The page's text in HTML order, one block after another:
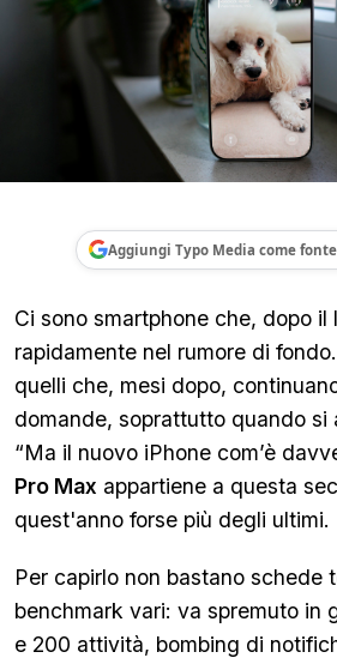
Aggiungi Typo Media come
Ci sono smartphone che, dopo il
rapidamente nel rumore di
quelli che, mesi dopo,
domande, soprattutto quando si
“Ma il nuovo iPhone com’è
Pro Max appartiene a questa
quest'anno forse più degli ultimi.
Per capirlo non bastano schede
benchmark vari: va spremuto in
e 200 attività, bombing di